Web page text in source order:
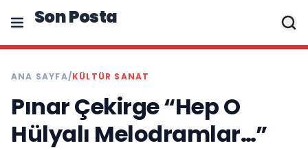
Son Posta
ANA SAYFA/KÜLTÜR SANAT
Pınar Çekirge “Hep O
Hülyalı Melodramlar…”